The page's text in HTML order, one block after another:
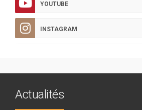
YOUTUBE
INSTAGRAM
Actualités